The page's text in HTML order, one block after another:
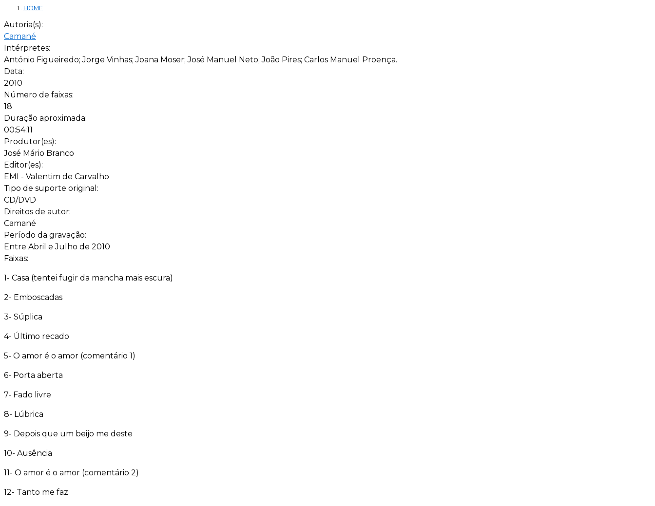
HOME
Autoria(s):
Camané
Intérpretes:
António Figueiredo; Jorge Vinhas; Joana Moser; José Manuel Neto; João Pires; Carlos Manuel Proença.
Data:
2010
Número de faixas:
18
Duração aproximada:
00:54:11
Produtor(es):
José Mário Branco
Editor(es):
EMI - Valentim de Carvalho
Tipo de suporte original:
CD/DVD
Direitos de autor:
Camané
Período da gravação:
Entre Abril e Julho de 2010
Faixas:
1- Casa (tentei fugir da mancha mais escura)
2- Emboscadas
3- Súplica
4- Último recado
5- O amor é o amor (comentário 1)
6- Porta aberta
7- Fado livre
8- Lúbrica
9- Depois que um beijo me deste
10- Ausência
11- O amor é o amor (comentário 2)
12- Tanto me faz